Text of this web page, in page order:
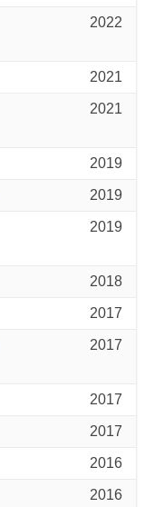
2022
2021
2021
2019
2019
2019
2018
2017
2017
2017
2017
2016
2016